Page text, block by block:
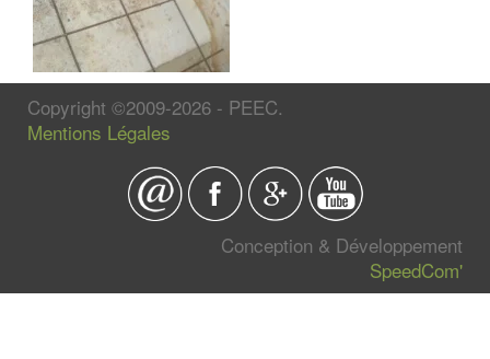
Copyright ©2009-2026 - PEEC.
Mentions Légales
Conception & Développement
SpeedCom'